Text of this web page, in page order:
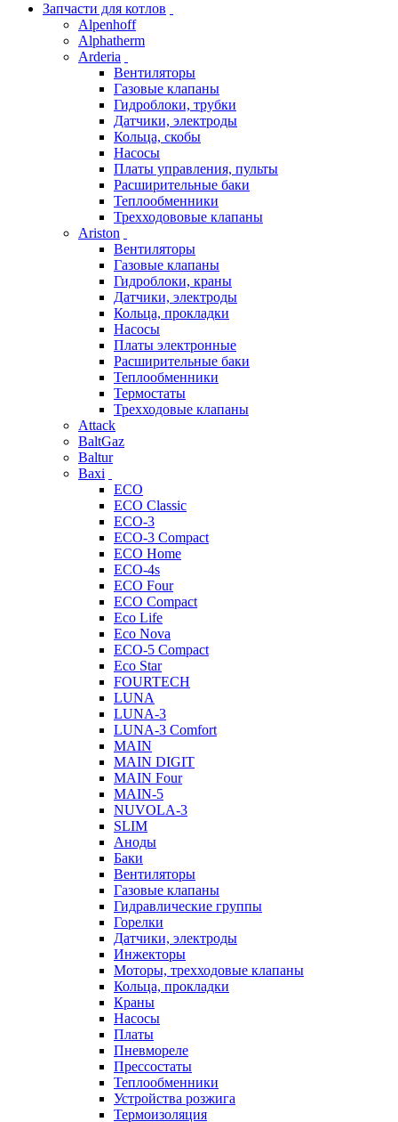
Запчасти для котлов
Alpenhoff
Alphatherm
Arderia
Вентиляторы
Газовые клапаны
Гидроблоки, трубки
Датчики, электроды
Кольца, скобы
Насосы
Платы управления, пульты
Расширительные баки
Теплообменники
Трехходововые клапаны
Ariston
Вентиляторы
Газовые клапаны
Гидроблоки, краны
Датчики, электроды
Кольца, прокладки
Насосы
Платы электронные
Расширительные баки
Теплообменники
Термостаты
Трехходовые клапаны
Attack
BaltGaz
Baltur
Baxi
ECO
ECO Classic
ECO-3
ECO-3 Compact
ECO Home
ECO-4s
ECO Four
ECO Compact
Eco Life
Eco Nova
ECO-5 Compact
Eco Star
FOURTECH
LUNA
LUNA-3
LUNA-3 Comfort
MAIN
MAIN DIGIT
MAIN Four
MAIN-5
NUVOLA-3
SLIM
Аноды
Баки
Вентиляторы
Газовые клапаны
Гидравлические группы
Горелки
Датчики, электроды
Инжекторы
Моторы, трехходовые клапаны
Кольца, прокладки
Краны
Насосы
Платы
Пневмореле
Прессостаты
Теплообменники
Устройства розжига
Термоизоляция